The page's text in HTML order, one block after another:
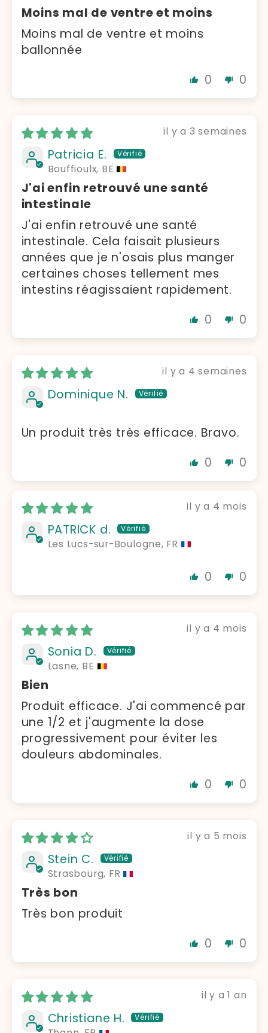
Moins mal de ventre et moins
Moins mal de ventre et moins
ballonnée
0
0
il y a 3 semaines
Patricia E.
Bouffioulx, BE
J'ai enfin retrouvé une santé
intestinale
J'ai enfin retrouvé une santé
intestinale. Cela faisait plusieurs
années que je n'osais plus manger
certaines choses tellement mes
intestins réagissaient rapidement.
0
0
il y a 4 semaines
Dominique N.
Un produit très très efficace. Bravo.
0
0
il y a 4 mois
PATRICK d.
Les Lucs-sur-Boulogne, FR
0 0
il y a 4 mois
Sonia D.
Lasne, BE
Bien
Produit efficace. J'ai commencé par
une 1/2 et j'augmente la dose
progressivement pour éviter les
douleurs abdominales.
0
0
il y a 5 mois
Stein C.
Strasbourg, FR
Très bon
Très bon produit
0
0
il y a 1 an
Christiane H.